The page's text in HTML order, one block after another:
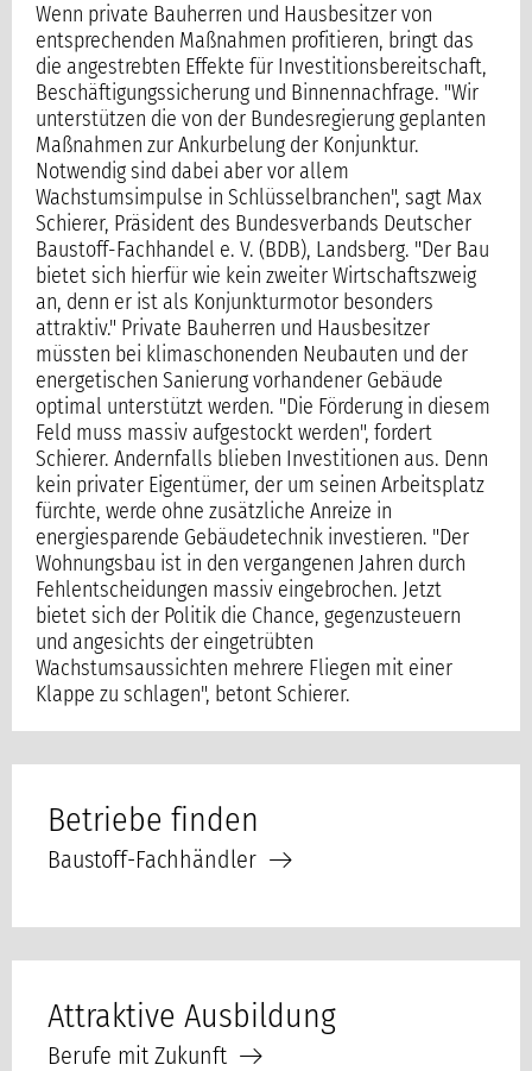
Wenn private Bauherren und Hausbesitzer von
entsprechenden Maßnahmen profitieren, bringt das
die angestrebten Effekte für Investitionsbereitschaft,
Beschäftigungssicherung und Binnennachfrage. "Wir
unterstützen die von der Bundesregierung geplanten
Maßnahmen zur Ankurbelung der Konjunktur.
Notwendig sind dabei aber vor allem
Wachstumsimpulse in Schlüsselbranchen", sagt Max
Schierer, Präsident des Bundesverbands Deutscher
Baustoff-Fachhandel e. V. (BDB), Landsberg. "Der Bau
bietet sich hierfür wie kein zweiter Wirtschaftszweig
an, denn er ist als Konjunkturmotor besonders
attraktiv." Private Bauherren und Hausbesitzer
müssten bei klimaschonenden Neubauten und der
energetischen Sanierung vorhandener Gebäude
optimal unterstützt werden. "Die Förderung in diesem
Feld muss massiv aufgestockt werden", fordert
Schierer. Andernfalls blieben Investitionen aus. Denn
kein privater Eigentümer, der um seinen Arbeitsplatz
fürchte, werde ohne zusätzliche Anreize in
energiesparende Gebäudetechnik investieren. "Der
Wohnungsbau ist in den vergangenen Jahren durch
Fehlentscheidungen massiv eingebrochen. Jetzt
bietet sich der Politik die Chance, gegenzusteuern
und angesichts der eingetrübten
Wachstumsaussichten mehrere Fliegen mit einer
Klappe zu schlagen", betont Schierer.
Betriebe finden
Baustoff-Fachhändler
Attraktive Ausbildung
Berufe mit Zukunft